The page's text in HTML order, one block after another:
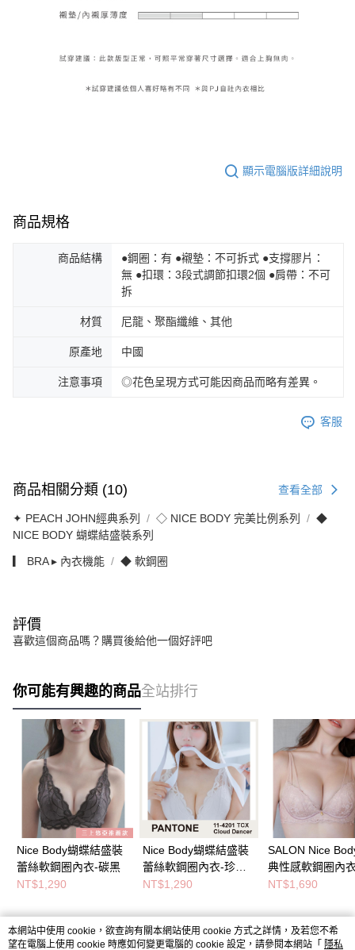
顯示電腦版詳細說明
商品規格
商品結構
●鋼圈：有 ●襯墊：不可拆式 ●支撐膠片：
無 ●扣環：3段式調節扣環2個 ●肩帶：不可
拆
材質 尼龍、聚酯纖維、其他
原產地 中國
注意事項 ◎花色呈現方式可能因商品而略有差異。
客服
商品相關分類 (10) 查看全部
✦ PEACH JOHN經典系列 ◇ NICE BODY 完美比例系列
◆
NICE BODY 蝴蝶結盛裝系列
▎ BRA ▸ 內衣機能 ◆ 軟鋼圈
評價
喜歡這個商品嗎？購買後給他一個好評吧
你可能有興趣的商品全站排行
Nice Body蝴蝶結盛裝
蕾絲軟鋼圈內衣-碳黑
NT$1,290
Nice Body蝴蝶結盛裝
蕾絲軟鋼圈內衣-珍珠
白
NT$1,290
SALON Nice
典性感軟鋼圈內
紅
NT$1,690
熱門標籤
本網站中使用 cookie，欲查詢有關本網站使用 cookie 方式之詳情，及若您不希
望在電腦上使用 cookie 時應如何變更電腦的 cookie 設定，請參閱本網站「 隱私